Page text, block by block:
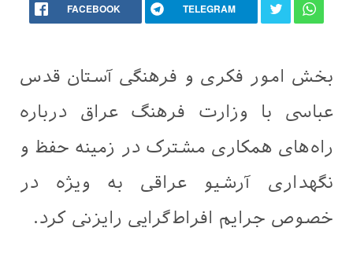
FACEBOOK TELEGRAM
بخش امور فکری و فرهنگی آستان قدس
عباسی با وزارت فرهنگ عراق درباره
راه‌های همکاری مشترک در زمینه حفظ و
نگهداری آرشیو عراقی به ویژه در
خصوص جرایم افراط‌گرایی رایزنی کرد.